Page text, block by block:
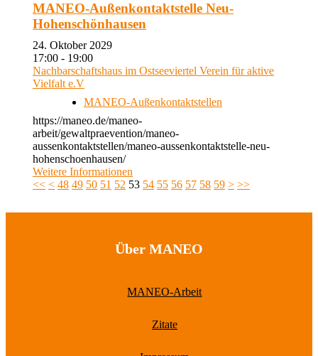
MANEO-Außenkontaktstelle Neu-
Hohenschönhausen
24. Oktober 2029
17:00 - 19:00
Nachbarschaftshaus im Ostseeviertel Verein für aktive
Vielfalt e.V
MANEO-Außenkontaktstellen
https://maneo.de/maneo-
arbeit/gewaltpraevention/maneo-
aussenkontaktstellen/maneo-aussenkontaktstelle-neu-
hohenschoenhausen/
Weitere Informationen
<< < 48 49 50 51 52 53 54 55 56 57 58 59 > >>
Über MANEO
MANEO-Arbeit
Zitate